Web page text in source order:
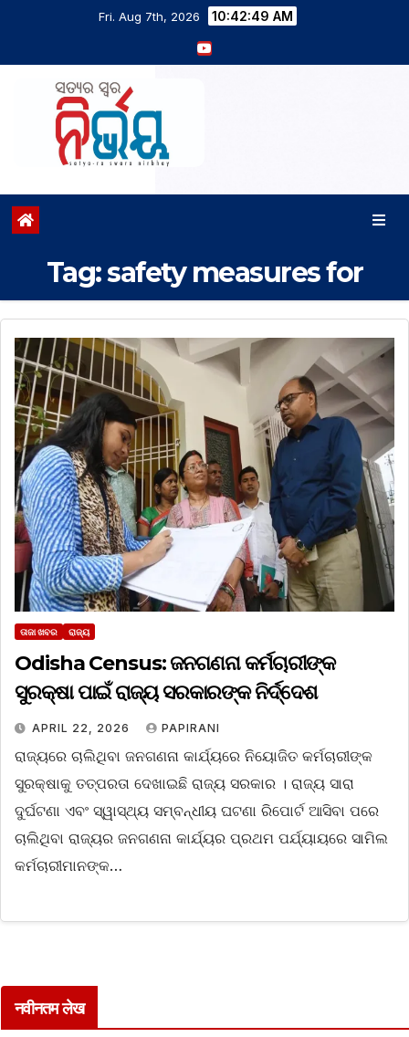
Fri. Aug 7th, 2026 10:42:49 AM
Tag:safety measures for
ତାଜା ଖବର ରାଜ୍ୟ
Odisha Census: ଜନଗଣନା କର୍ମଚାରୀଙ୍କ
ସୁରକ୍ଷା ପାଇଁ ରାଜ୍ୟ ସରକାରଙ୍କ ନିର୍ଦ୍ଦେଶ
APRIL 22, 2026 PAPIRANI
ରାଜ୍ୟରେ ଚାଲିଥିବା ଜନଗଣନା କାର୍ଯ୍ୟରେ ନିୟୋଜିତ କର୍ମଚାରୀଙ୍କ
ସୁରକ୍ଷାକୁ ତତ୍ପରତା ଦେଖାଇଛି ରାଜ୍ୟ ସରକାର । ରାଜ୍ୟ ସାରା
ଦୁର୍ଘଟଣା ଏବଂ ସ୍ୱାସ୍ଥ୍ୟ ସମ୍ବନ୍ଧୀୟ ଘଟଣା ରିପୋର୍ଟ ଆସିବା ପରେ
ଚାଲିଥିବା ରାଜ୍ୟର ଜନଗଣନା କାର୍ଯ୍ୟର ପ୍ରଥମ ପର୍ଯ୍ୟାୟରେ ସାମିଲ
କର୍ମଚାରୀମାନଙ୍କ…
नवीनतम लेख